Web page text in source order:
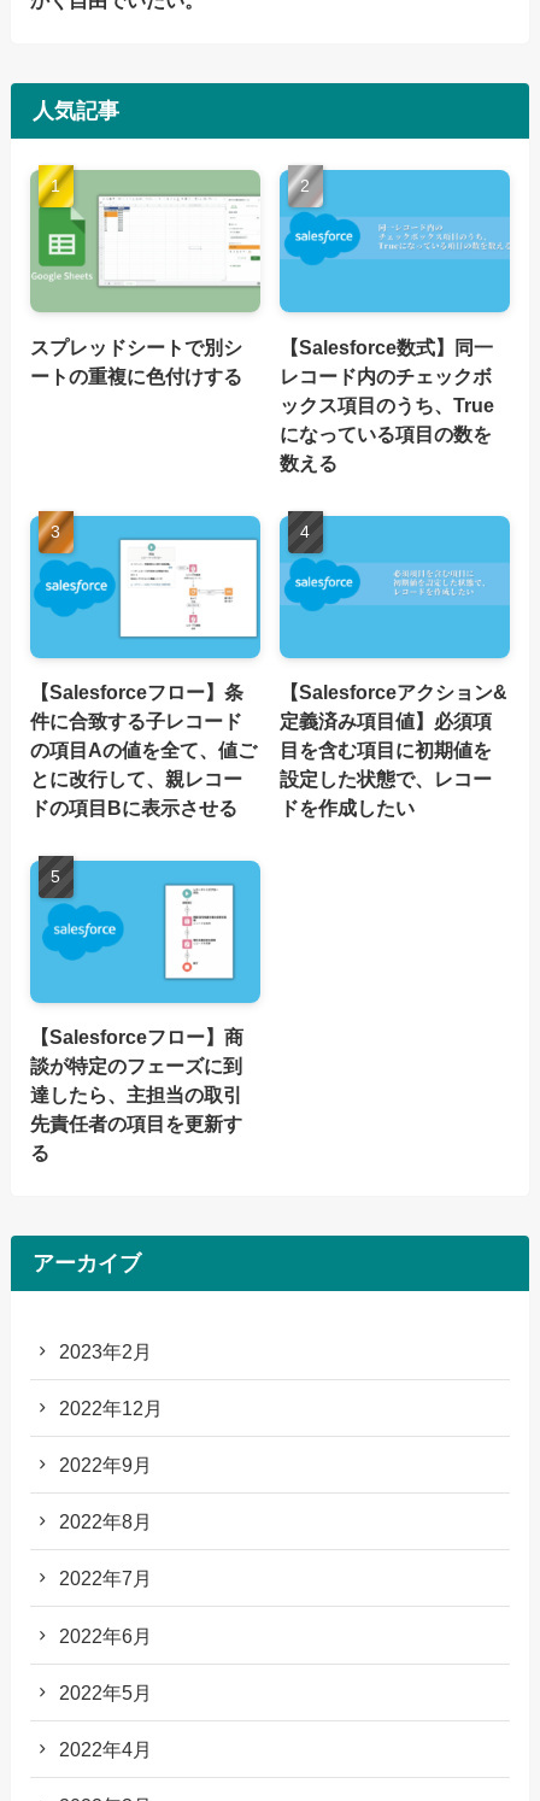
人気記事
スプレッドシートで別シ
ートの重複に色付けする
【Salesforce数式】同一
レコード内のチェックボ
ックス項目のうち、True
になっている項目の数を
数える
【Salesforceフロー】条
件に合致する子レコード
の項目Aの値を全て、値ご
とに改行して、親レコー
ドの項目Bに表示させる
【Salesforceアクション&
定義済み項目値】必須項
目を含む項目に初期値を
設定した状態で、レコー
ドを作成したい
【Salesforceフロー】商
談が特定のフェーズに到
達したら、主担当の取引
先責任者の項目を更新す
る
アーカイブ
2023年2月
2022年12月
2022年9月
2022年8月
2022年7月
2022年6月
2022年5月
2022年4月